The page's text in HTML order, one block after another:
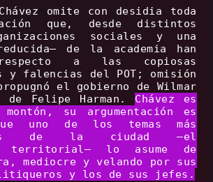
omite con desidia toda
que, desde distintos
sociales y una
de la academia han
a las copiosas
y falencias del POT; omisión
el gobierno de Wilmar
de Felipe Harman. Chávez es
su argumentación es
uno de los temas más
de la ciudad –el
territorial– lo asume de
mediocre y velando por sus
y los de sus jefes.